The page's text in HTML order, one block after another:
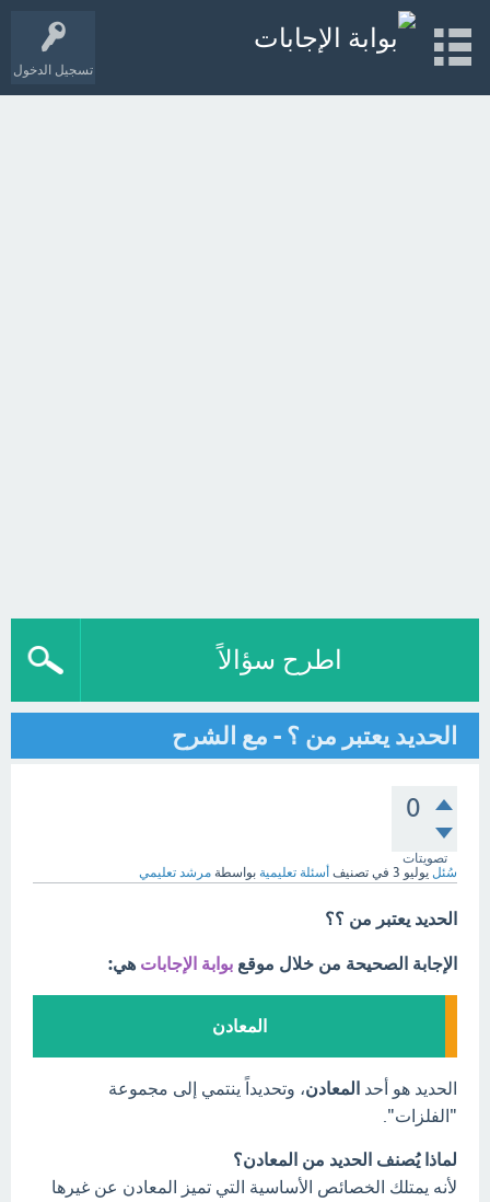
تسجيل الدخول
اطرح سؤالاً
الحديد يعتبر من ؟ - مع الشرح
0
تصويتات
سُئل يوليو 3 في تصنيف أسئلة تعليمية بواسطة مرشد تعليمي
الحديد يعتبر من ؟؟
الإجابة الصحيحة من خلال موقع بوابة الإجابات هي:
المعادن
الحديد هو أحد المعادن، وتحديداً ينتمي إلى مجموعة
"الفلزات".
لماذا يُصنف الحديد من المعادن؟
لأنه يمتلك الخصائص الأساسية التي تميز المعادن عن غيرها